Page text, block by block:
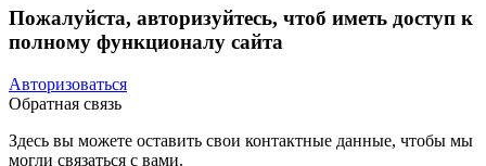
Пожалуйста, авторизуйтесь, чтоб иметь доступ к
полному функционалу сайта
Авторизоваться
Обратная связь
Здесь вы можете оставить свои контактные данные, чтобы мы
могли связаться с вами.